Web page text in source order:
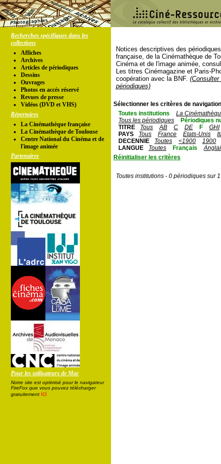
Recherches spécifiques dans les
collections
Affiches
Archives
Articles de périodiques
Dessins
Ouvrages
Photos en accés réservé
Revues de presse
Vidéos (DVD et VHS)
Répertoires
La Cinémathèque française
La Cinémathèque de Toulouse
Centre National du Cinéma et de
l'image animée
Partenaires
Pour les utilisateurs de Mac
Notre site est optimisé pour le navigateur
FireFox que vous pouvez télécharger
gratuitement ici
Notices descriptives des
française, de la Cinémathèque de
Cinéma et de l'image animée,
Les titres Cinémagazine et Paris-
coopération avec la BNF.
périodiques)
Sélectionner les critères de
Toutes institutions
La
Tous les périodiques
Périodiques
TITRE
Tous AB C DE F
GHI
PAYS
Tous France Etats-Unis
DECENNIE
Toutes <1900
1900
LANGUE
Toutes Français
Réinitialiser les critères
Toutes institutions - 0 périodiques sur